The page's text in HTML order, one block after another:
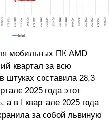
мобильных ПК AMD
квартал за всю
штуках составила 28,3
2025 года этот
а в I квартале 2025 года
за собой львиную